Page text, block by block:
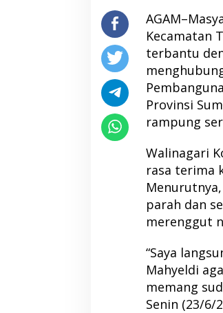
Kecamatan
terbantu
Provinsi
rampung
Walinagari
rasa terima
parah dan
merenggut
“Saya
Mahyeldi
memang
Senin (23/6/